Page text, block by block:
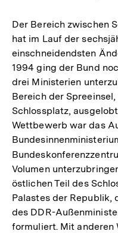
Der Bereich zwischen
hat im Lauf der
einschneidendsten
1994 ging der Bund
drei Ministerien
Bereich der
Schlossplatz,
Wettbewerb war das
Volumen
östlichen Teil des
Palastes der Republik,
des DDR-
formuliert. Mit anderen